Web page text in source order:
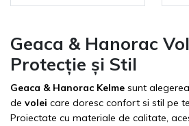
Geaca & Hanorac
Protecție și Stil
Geaca & Hanorac Kelme sunt
de volei care doresc confort si stil pe
Proiectate cu materiale de calitate,